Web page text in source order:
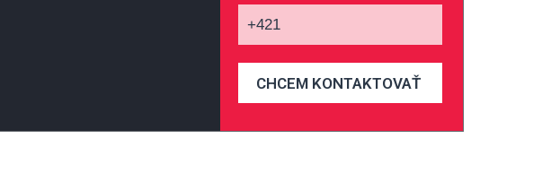
CHCEM KONTAKTOVAŤ